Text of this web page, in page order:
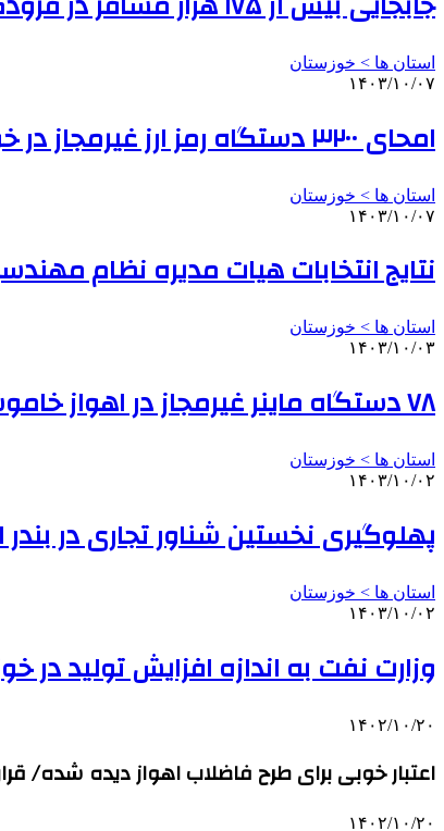
استان ها > خوزستان
۱۴۰۳/۱۰/۰۷
امحای ۳۲۰۰ دستگاه رمز ارز غیرمجاز در خوزستان
استان ها > خوزستان
۱۴۰۳/۱۰/۰۷
نتایج انتخابات هیات مدیره نظام
استان ها > خوزستان
۱۴۰۳/۱۰/۰۳
۷۸ دستگاه ماینر غیرمجاز در اهواز خاموش شد
استان ها > خوزستان
۱۴۰۳/۱۰/۰۲
پهلوگیری نخستین شناور تجاری در بندر
استان ها > خوزستان
۱۴۰۳/۱۰/۰۲
وزارت نفت به اندازه افزایش تولید در
۱۴۰۲/۱۰/۲۰
اعتبار خوبی برای طرح فاضلاب اهواز دیده شده/
۱۴۰۲/۱۰/۲۰